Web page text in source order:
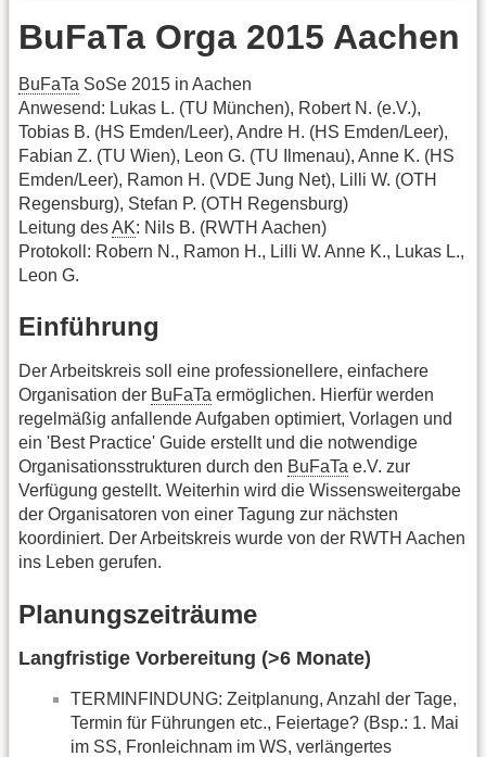
BuFaTa Orga 2015 Aachen
BuFaTa SoSe 2015 in Aachen
Anwesend: Lukas L. (TU München), Robert N. (e.V.),
Tobias B. (HS Emden/Leer), Andre H. (HS Emden/Leer),
Fabian Z. (TU Wien), Leon G. (TU Ilmenau), Anne K. (HS
Emden/Leer), Ramon H. (VDE Jung Net), Lilli W. (OTH
Regensburg), Stefan P. (OTH Regensburg)
Leitung desAK: Nils B. (RWTH Aachen)
Protokoll: Robern N., Ramon H., Lilli W. Anne K., Lukas L.,
Leon G.
Einführung
Der Arbeitskreis soll eine professionellere, einfachere
Organisation der BuFaTa ermöglichen. Hierfür werden
regelmäßig anfallende Aufgaben optimiert, Vorlagen und
ein 'Best Practice' Guide erstellt und die notwendige
Organisationsstrukturen durch den BuFaTa e.V. zur
Verfügung gestellt. Weiterhin wird die Wissensweitergabe
der Organisatoren von einer Tagung zur nächsten
koordiniert. Der Arbeitskreis wurde von der RWTH Aachen
ins Leben gerufen.
Planungszeiträume
Langfristige Vorbereitung (>6 Monate)
TERMINFINDUNG: Zeitplanung, Anzahl der Tage,
Termin für Führungen etc., Feiertage? (Bsp.: 1. Mai
im SS, Fronleichnam im WS, verlängertes